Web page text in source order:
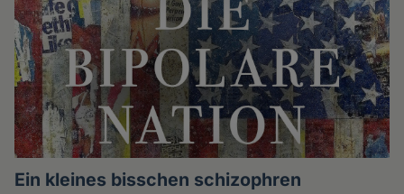
Ein kleines bisschen schizophren